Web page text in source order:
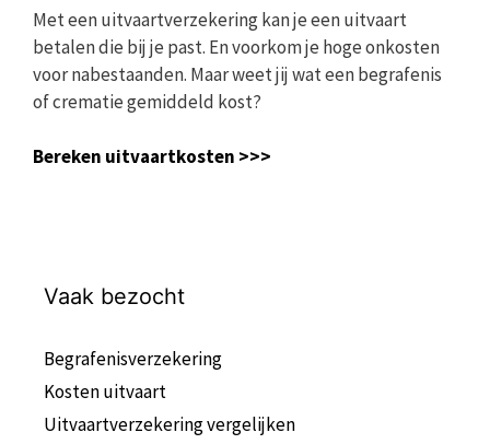
Met een uitvaartverzekering kan je een uitvaart
betalen die bij je past. En voorkom je hoge onkosten
voor nabestaanden. Maar weet jij wat een begrafenis
of crematie gemiddeld kost?
Bereken uitvaartkosten >>>
Vaak bezocht
Begrafenisverzekering
Kosten uitvaart
Uitvaartverzekering vergelijken